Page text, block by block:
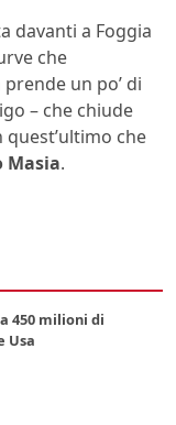
davanti a Foggia
che
prende un po’ di
– che chiude
quest’ultimo che
Masia.
450 milioni di
Usa